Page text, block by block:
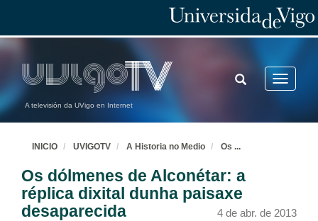
A televisión da UVigo en Internet
Toggle
TOGGLE
SEARCH
INICIO UVIGOTV A Historia no Medio Os ...
Os dólmenes de Alconétar: a
réplica dixital dunha paisaxe
desaparecida
4 de abr. de 2013